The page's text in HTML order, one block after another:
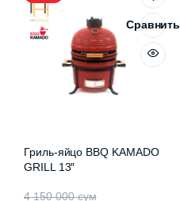
Сравнить
Гриль-яйцо BBQ KAMADO
GRILL 13″
4 150 000сум